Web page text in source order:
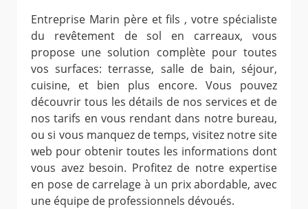
Entreprise Marin père et fils , votre spécialiste
du revêtement de sol en carreaux, vous
propose une solution complète pour toutes
vos surfaces: terrasse, salle de bain, séjour,
cuisine, et bien plus encore. Vous pouvez
découvrir tous les détails de nos services et de
nos tarifs en vous rendant dans notre bureau,
ou si vous manquez de temps, visitez notre site
web pour obtenir toutes les informations dont
vous avez besoin. Profitez de notre expertise
en pose de carrelage à un prix abordable, avec
une équipe de professionnels dévoués.